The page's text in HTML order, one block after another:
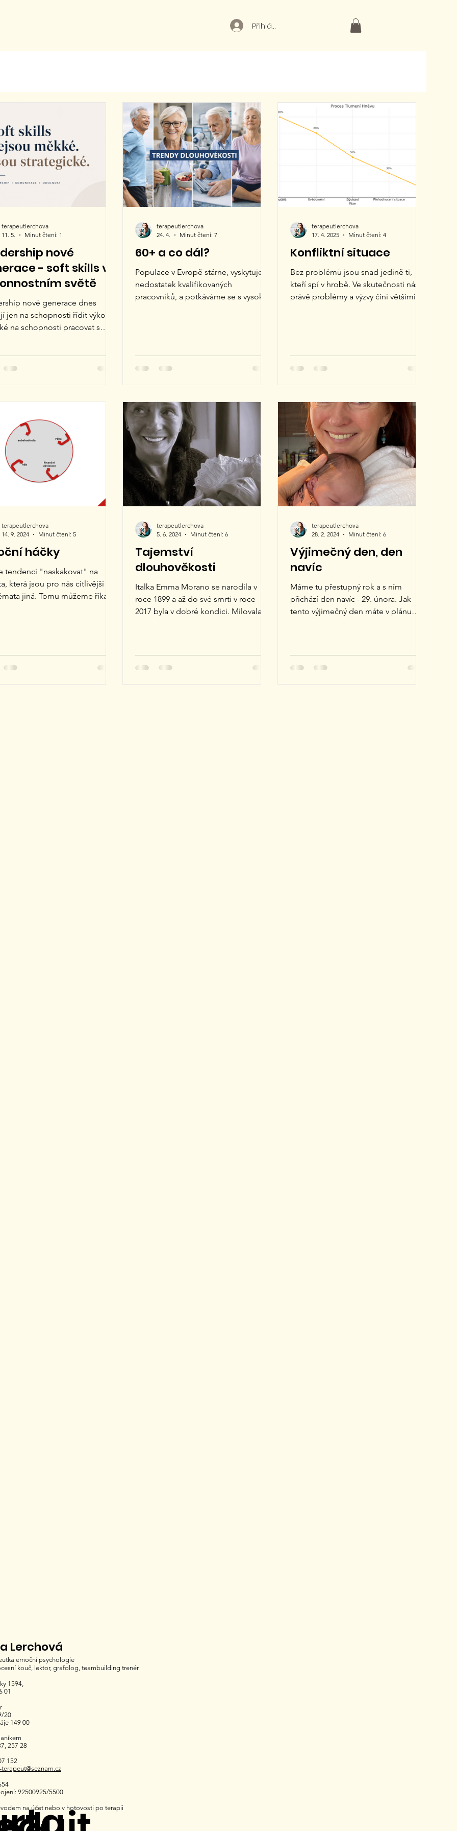
Přihlásit
nové
- soft skills ve
světě
nové generace dnes
jen na schopnosti řídit výkon,
na schopnosti pracovat s
přetížení informacemi a
kapacitu týmů. Mnoho
dnes nenese odpovědnost
výsledky, ale i za stabilitu a
lidí kolem sebe. Právě proto
být stále důležitější schopnost
prostředí důvěry, otevř
terapeutlerchova
11. 5.
Minut čtení: 1
60+ a co dál?
Populace v Evropě stárne, vyskytuje se
nedostatek kvalifikovaných
pracovníků, a potkáváme se s vysokou
zdvojnásobila. Stárnutí populace se
jeví jako nezvratný trend. Posouvá se
Výsledkem je obrovský a rostoucí trh,
který je dlouhodobě podceňovaný.
Mezinárodní měnový fon
terapeutlerchova
24. 4.
Minut čtení: 7
Konfliktní situace
Bez problémů jsou snad jedině ti,
kteří spí v hrobě. Ve skutečnosti nás
právě problémy a výzvy činí většími,
terapeutlerchova
17. 4. 2025
Minut čtení: 4
háčky
tendenci "naskakovat" na
která jsou pro nás citlivější
jiná. Tomu můžeme říkat
terapeutlerchova
14. 9. 2024
Minut čtení: 5
Tajemství
dlouhověkosti
Italka Emma Morano se narodila v
roce 1899 a až do své smrti v roce
2017 byla v dobré kondici. Milovala
terapeutlerchova
5. 6. 2024
Minut čtení: 6
Výjimečný den, den
navíc
Máme tu přestupný rok a s ním
přichází den navíc - 29. února. Jak
tento výjimečný den máte v plánu
terapeutlerchova
28. 2. 2024
Minut čtení: 6
Lerchová
emoční psychologie
kouč, lektor, grafolog, teambuilding trenér
1594,
01
20
149 00
257 28
152
92500925/5500
na účet nebo v hotovosti po terapii